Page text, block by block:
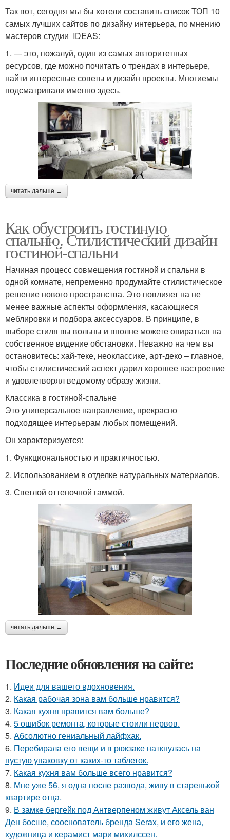
Так вот, сегодня мы бы хотели составить список ТОП 10
самых лучших сайтов по дизайну интерьера, по мнению
мастеров студии IDEAS:
1. — это, пожалуй, один из самых авторитетных
ресурсов, где можно почитать о трендах в интерьере,
найти интересные советы и дизайн проекты. Многиемы
подсматривали именно здесь.
читать дальше →
Как обустроить гостиную
спальню. Стилистический дизайн
гостиной-спальни
Начиная процесс совмещения гостиной и спальни в
одной комнате, непременно продумайте стилистическое
решение нового пространства. Это повлияет на не
менее важные аспекты оформления, касающиеся
меблировки и подбора аксессуаров. В принципе, в
выборе стиля вы вольны и вполне можете опираться на
собственное видение обстановки. Неважно на чем вы
остановитесь: хай-теке, неоклассике, арт-деко – главное,
чтобы стилистический аспект дарил хорошее настроение
и удовлетворял ведомому образу жизни.
Классика в гостиной-спальне
Это универсальное направление, прекрасно
подходящее интерьерам любых помещений.
Он характеризуется:
1.​ Функциональностью и практичностью.
2.​ Использованием в отделке натуральных материалов.
3.​ Светлой оттеночной гаммой.
читать дальше →
Последние обновления на сайте:
1. Идеи для вашего вдохновения.
2. Какая рабочая зона вам больше нравится?
3. Какая кухня нравится вам больше?
4. 5 ошибок ремонта, которые стоили нервов.
5. Абсолютно гениальный лайфхак.
6. Перебирала его вещи и в рюкзаке наткнулась на
пустую упаковку от каких-то таблеток.
7. Какая кухня вам больше всего нравится?
8. Мне уже 56, я одна после развода, живу в старенькой
квартире отца.
9. В замке бергейк под Антверпеном живут Аксель ван
Ден босше, сооснователь бренда Serax, и его жена,
художница и керамист мари михилссен.